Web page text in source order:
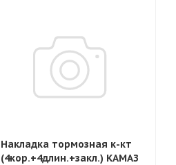
Накладка тормозная к-кт
(4кор.+4длин.+закл.) КАМАЗ